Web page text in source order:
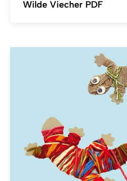
Wilde Viecher PDF